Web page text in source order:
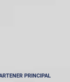
PRINCIPAL